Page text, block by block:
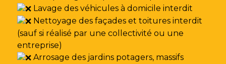
Lavage des véhicules à domicile interdit
Nettoyage des façades et toitures interdit
(sauf si réalisé par une collectivité ou une
entreprise)
Arrosage des jardins potagers, massifs